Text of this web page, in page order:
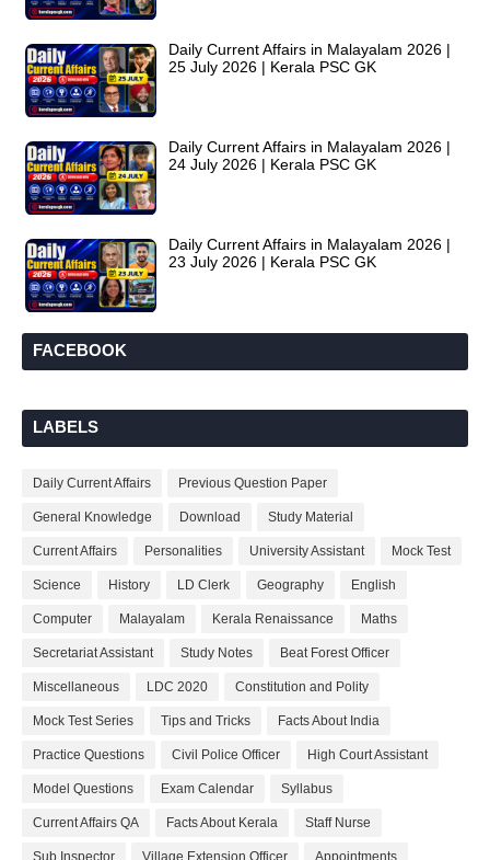
Daily Current Affairs in Malayalam 2026 |
25 July 2026 | Kerala PSC GK
Daily Current Affairs in Malayalam 2026 |
24 July 2026 | Kerala PSC GK
Daily Current Affairs in Malayalam 2026 |
23 July 2026 | Kerala PSC GK
FACEBOOK
LABELS
Daily Current Affairs Previous Question Paper
General Knowledge Download Study Material
Current Affairs Personalities University Assistant Mock Test
Science History LD Clerk Geography English
Computer Malayalam Kerala Renaissance Maths
Secretariat Assistant Study Notes Beat Forest Officer
Miscellaneous LDC 2020 Constitution and Polity
Mock Test Series Tips and Tricks Facts About India
Practice Questions Civil Police Officer High Court Assistant
Model Questions Exam Calendar Syllabus
Current Affairs QA Facts About Kerala Staff Nurse
Sub Inspector Village Extension Officer Appointments